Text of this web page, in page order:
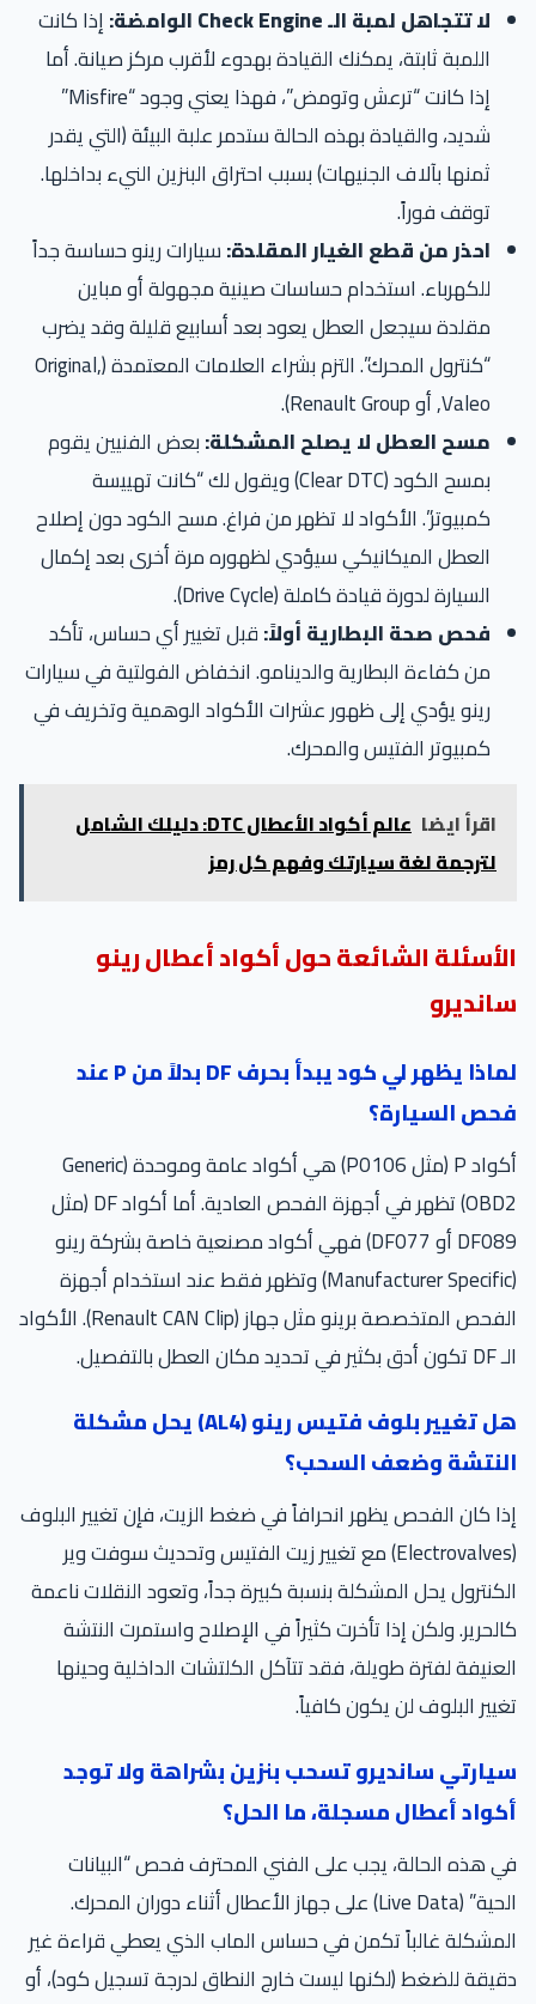
لا تتجاهل لمبة الـ Check Engine الوامضة:
إذا كانت
اللمبة ثابتة، يمكنك القيادة بهدوء لأقرب مركز صيانة. أما
إذا كانت “ترعش وتومض”، فهذا يعني وجود “Misfire”
شديد، والقيادة بهذه الحالة ستدمر علبة البيئة (التي يقدر
ثمنها بآلاف الجنيهات) بسبب احتراق البنزين النيء بداخلها.
توقف فوراً.
احذر من قطع الغيار المقلدة:سيارات رينو حساسة جداً
للكهرباء. استخدام حساسات صينية مجهولة أو مباين
مقلدة سيجعل العطل يعود بعد أسابيع قليلة وقد يضرب
“كنترول المحرك”. التزم بشراء العلامات المعتمدة (Original,
Valeo, أو Renault Group).
مسح العطل لا يصلح المشكلة:بعض الفنيين يقوم
بمسح الكود (Clear DTC) ويقول لك “كانت تهييسة
كمبيوتر”. الأكواد لا تظهر من فراغ. مسح الكود دون إصلاح
العطل الميكانيكي سيؤدي لظهوره مرة أخرى بعد إكمال
السيارة لدورة قيادة كاملة (Drive Cycle).
فحص صحة البطارية أولاً:قبل تغيير أي حساس، تأكد
من كفاءة البطارية والدينامو. انخفاض الفولتية في سيارات
رينو يؤدي إلى ظهور عشرات الأكواد الوهمية وتخريف في
كمبيوتر الفتيس والمحرك.
اقرأ ايضا
عالم أكواد الأعطال DTC: دليلك الشامل
لترجمة لغة سيارتك وفهم كل رمز
الأسئلة الشائعة حول أكواد أعطال رينو
سانديرو
لماذا يظهر لي كود يبدأ بحرف DF بدلاً من P عند
فحص السيارة؟
أكواد P (مثل P0106) هي أكواد عامة وموحدة (Generic
OBD2) تظهر في أجهزة الفحص العادية. أما أكواد DF (مثل
DF089 أو DF077) فهي أكواد مصنعية خاصة بشركة رينو
(Manufacturer Specific) وتظهر فقط عند استخدام أجهزة
الفحص المتخصصة برينو مثل جهاز (Renault CAN Clip). الأكواد
الـ DF تكون أدق بكثير في تحديد مكان العطل بالتفصيل.
هل تغيير بلوف فتيس رينو (AL4) يحل مشكلة
النتشة وضعف السحب؟
إذا كان الفحص يظهر انحرافاً في ضغط الزيت، فإن تغيير البلوف
(Electrovalves) مع تغيير زيت الفتيس وتحديث سوفت وير
الكنترول يحل المشكلة بنسبة كبيرة جداً، وتعود النقلات ناعمة
كالحرير. ولكن إذا تأخرت كثيراً في الإصلاح واستمرت النتشة
العنيفة لفترة طويلة، فقد تتآكل الكلتشات الداخلية وحينها
تغيير البلوف لن يكون كافياً.
سيارتي سانديرو تسحب بنزين بشراهة ولا توجد
أكواد أعطال مسجلة، ما الحل؟
في هذه الحالة، يجب على الفني المحترف فحص “البيانات
الحية” (Live Data) على جهاز الأعطال أثناء دوران المحرك.
المشكلة غالباً تكمن في حساس الماب الذي يعطي قراءة غير
دقيقة للضغط (لكنها ليست خارج النطاق لدرجة تسجيل كود)، أو